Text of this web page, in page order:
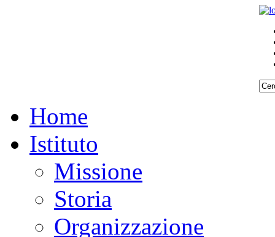
Home
Istituto
Missione
Storia
Organizzazione